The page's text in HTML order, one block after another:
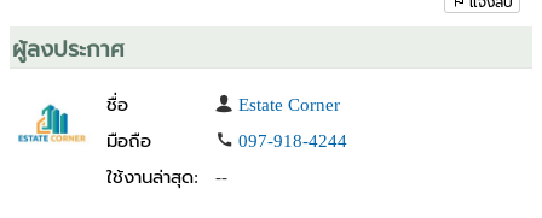
- ซื้อเก็บเพื่อการลงทุน
พิกัด https://maps.app.goo.gl/3XShNWjALwDUvcyc6
ติดต่อ Estate Corner Corporation
โทร. 097-918-4244
ผู้ลงประกาศ
ชื่อ
Estate Corner
มือถือ
097-918-4244
ใช้งานล่าสุด:
--